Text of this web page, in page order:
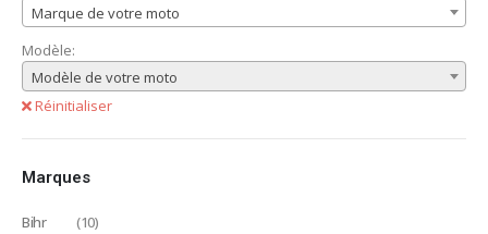
Marque de votre moto
Modèle:
Modèle de votre moto
Réinitialiser
Marques
Bihr
(10)